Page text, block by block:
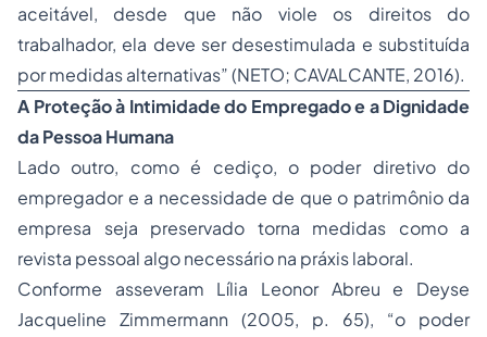
aceitável, desde que não viole os direitos do
trabalhador, ela deve ser desestimulada e substituída
por medidas alternativas” (NETO; CAVALCANTE, 2016).
A Proteção à Intimidade do Empregado e a Dignidade
da Pessoa Humana
Lado outro, como é cediço, o poder diretivo do
empregador e a necessidade de que o patrimônio da
empresa seja preservado torna medidas como a
revista pessoal algo necessário na práxis laboral.
Conforme asseveram Lília Leonor Abreu e Deyse
Jacqueline Zimmermann (2005, p. 65), “o poder